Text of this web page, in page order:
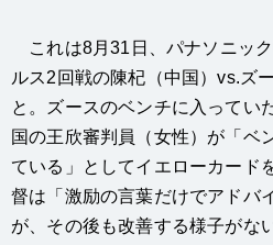
これは8月31日、パナソニッ
ルス2回戦の陳杞（中国）vs.ズ
と。ズースのベンチに入ってい
国の王欣審判員（女性）が「ベ
ている」としてイエローカード
督は「激励の言葉だけでアドバ
が、その後も改善する様子がな